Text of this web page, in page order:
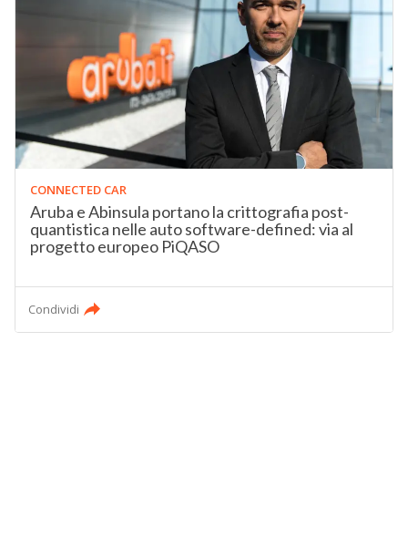
CONNECTED CAR
Aruba e Abinsula portano la crittografia post-
quantistica nelle auto software-defined: via al
progetto europeo PiQASO
Condividi